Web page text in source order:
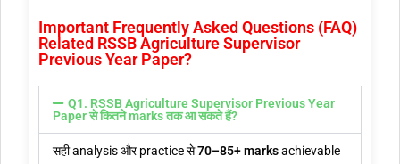
Important Frequently Asked Questions (FAQ)
Related RSSB Agriculture Supervisor
Previous Year Paper?
Q1. RSSB Agriculture Supervisor Previous Year
Paper से कितने marks तक आ सकते हैं?
सही analysis और practice से70–85+ marksachievable